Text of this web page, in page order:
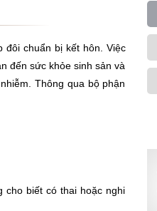
đôi chuẩn bị kết hôn. Việc
đến sức khỏe sinh sản và
Thông qua bộ phận
cho biết có thai hoặc nghi